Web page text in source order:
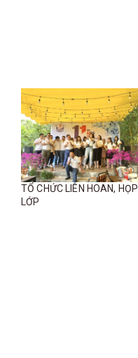
TỔ CHỨC LIÊN HOAN, HỌP
LỚP